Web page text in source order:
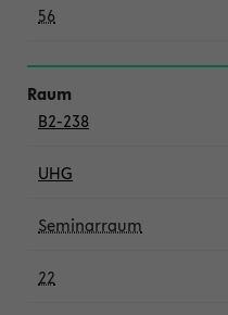
56
B2-238
UHG
Seminarraum
22